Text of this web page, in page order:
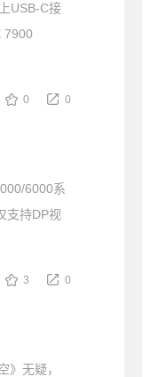
USB-C接
7900
0 0
6000系
支持DP视
3 0
》无疑，